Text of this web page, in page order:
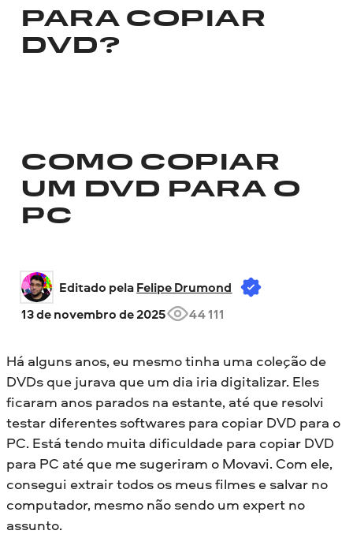
PARA COPIAR
DVD?
COMO COPIAR
UM DVD PARA O
PC
Editado pela Felipe Drumond
13 de novembro de 2025
44 111
Há alguns anos, eu mesmo tinha uma coleção de
DVDs que jurava que um dia iria digitalizar. Eles
ficaram anos parados na estante, até que resolvi
testar diferentes softwares para copiar DVD para o
PC. Está tendo muita dificuldade para copiar DVD
para PC até que me sugeriram o Movavi. Com ele,
consegui extrair todos os meus filmes e salvar no
computador, mesmo não sendo um expert no
assunto.